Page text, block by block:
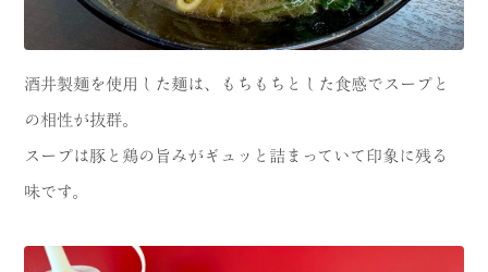
酒井製麺を使用した麺は、もちもちとした食感でスープと
の相性が抜群。
スープは豚と鶏の旨みがギュッと詰まっていて印象に残る
味です。